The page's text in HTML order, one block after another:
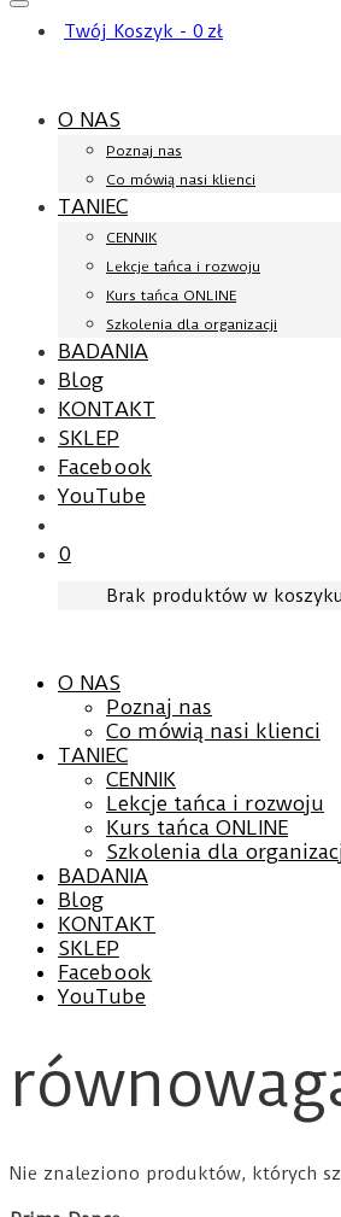
Twój Koszyk - 0 zł
O NAS
Poznaj nas
Co mówią nasi klienci
TANIEC
CENNIK
Lekcje tańca i rozwoju
Kurs tańca ONLINE
Szkolenia dla organizacji
BADANIA
Blog
KONTAKT
SKLEP
Facebook
YouTube
0
Brak produktów w
O NAS
Poznaj nas
Co mówią nasi klienci
TANIEC
CENNIK
Lekcje tańca i rozwoju
Kurs tańca ONLINE
Szkolenia dla
BADANIA
Blog
KONTAKT
SKLEP
Facebook
YouTube
Nie znaleziono produktów, których